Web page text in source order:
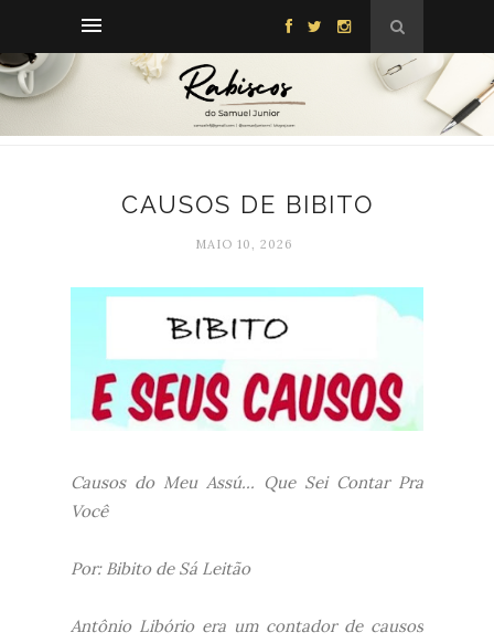
CAUSOS DE BIBITO
MAIO 10, 2026
Causos do Meu Assú... Que Sei Contar Pra
Você
Por: Bibito de Sá Leitão
Antônio Libório era um contador de causos